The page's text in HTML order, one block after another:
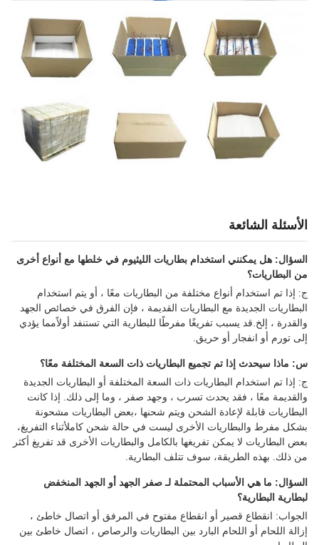
الأسئلة الشائعة
السؤال: هل يمكنني استخدام بطاريات الليثيوم في خلطها مع أنواع أخرى
من البطاريات؟
ج: إذا تم استخدام أنواع مختلفة من البطاريات معًا ، أو يتم استخدام
البطاريات الجديدة مع البطاريات القديمة ، فإن الفرق في خصائص الجهد
والقدرة ، إلخ.قد يسبب تفريغًا مفرطًا للبطارية التي تستنفد أولاًمما يؤدي
إلى تورم أو انفجار أو حريق.
س: ماذا سيحدث إذا تم تجميع البطاريات ذات السعة المختلفة معًا؟
ج: إذا تم استخدام البطاريات ذات السعة المختلفة أو البطاريات الجديدة
والقديمة معًا ، فقد يحدث تسرب ، وجهد صفر ، وما إلى ذلك. إذا كانت
البطاريات قابلة لإعادة الشحن ويتم شحنها ،بعض البطاريات مشحونة
بشكل مفرط والبطاريات الأخرى ليست في حالة شحن كاملأثناء التفريغ،
بعض البطاريات لا يمكن تفريغها بالكامل والبطاريات الأخرى قد تفريغ أكثر
من ذلك. بهذه الطريقة، سوف تتلف البطارية.
السؤال: ما هي الأسباب المحتملة لـ صفر الجهد أو الجهد المنخفض
لبطارية البطارية؟
الجواب: انقطاع قصير أو انقطاع مفتوح في المرفق أو اتصال خاطئ ،
إزالة اللحام أو اللحام البارد بين البطاريات والرصاص ، اتصال خاطئ بين